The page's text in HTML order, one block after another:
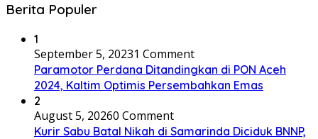
Berita Populer
1
September 5, 20231 Comment
Paramotor Perdana Ditandingkan di PON Aceh
2024, Kaltim Optimis Persembahkan Emas
2
August 5, 20260 Comment
Kurir Sabu Batal Nikah di Samarinda Diciduk BNNP,